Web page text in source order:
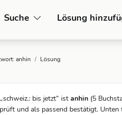
Suche Lösung
anhin / Lösung
bis jetzt“ ist anhin (5
und als passend bestätigt.